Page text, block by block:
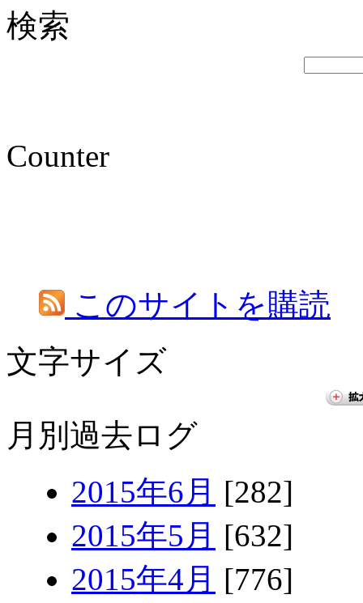
検索
Counter
このサイトを購読
文字サイズ
月別過去ログ
2015年6月 [282]
2015年5月 [632]
2015年4月 [776]